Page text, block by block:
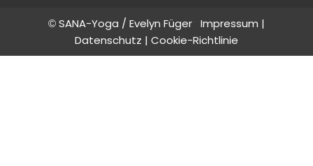
© SANA-Yoga / Evelyn Füger Impressum |
Datenschutz | Cookie-Richtlinie